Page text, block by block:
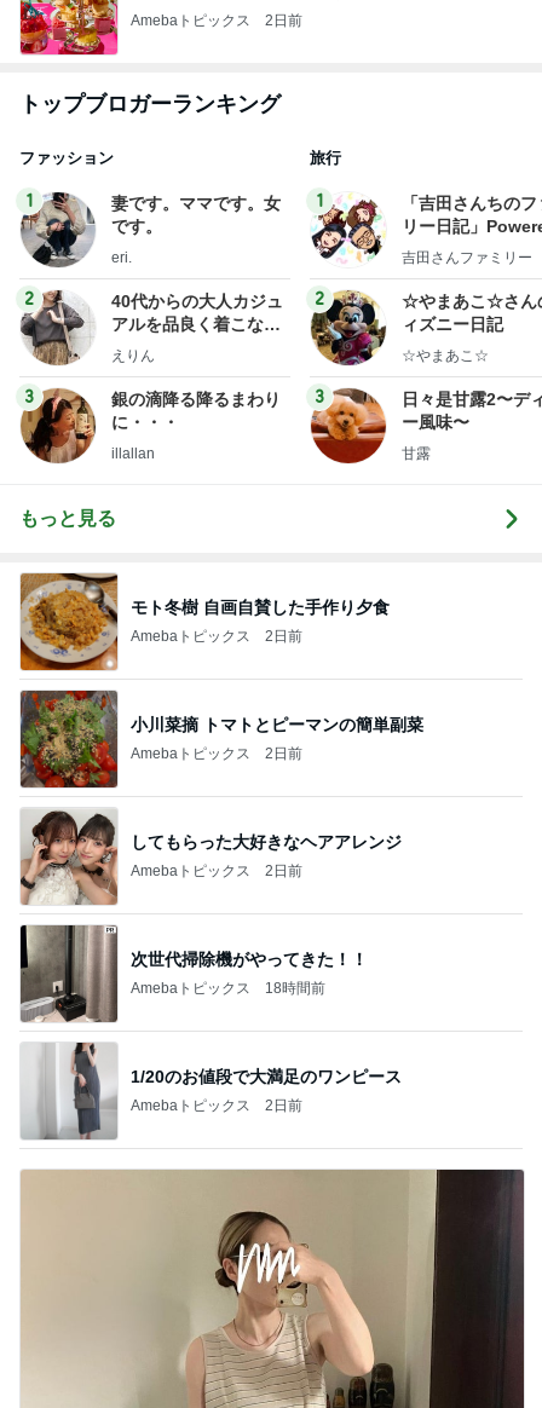
Amebaトピックス 2日前
トップブロガーランキング
ファッション
1
妻です。ママです。女
です。
eri.
2
40代からの大人カジュ
アルを品良く着こなす
ファッションブログ
えりん
3
銀の滴降る降るまわり
に・・・
illallan
旅行
1
「吉田さんちの
リー日記」
y Ameba 吉田さ
ログ
吉田さんファミリー
2
☆やまあこ☆さん
ィズニー日記
☆やまあこ☆
3
日々是甘露2〜デ
ー風味〜
甘露
もっと見る
モト冬樹 自画自賛した手作り夕食
Amebaトピックス 2日前
小川菜摘 トマトとピーマンの簡単副菜
Amebaトピックス 2日前
してもらった大好きなヘアアレンジ
Amebaトピックス 2日前
次世代掃除機がやってきた！！
Amebaトピックス 18時間前
1/20のお値段で大満足のワンピース
Amebaトピックス 2日前